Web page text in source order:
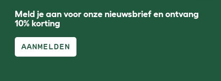
Meld je aan voor onze nieuwsbrief en ontvang
10% korting
AANMELDEN